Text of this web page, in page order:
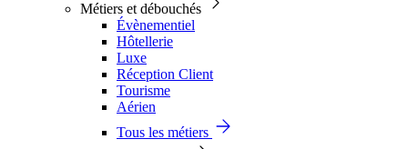
Métiers et débouchés
Évènementiel
Hôtellerie
Luxe
Réception Client
Tourisme
Aérien
Tous les métiers